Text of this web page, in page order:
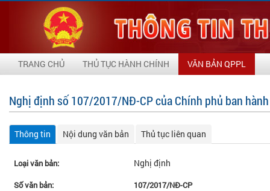
TRANG CHỦ THỦ TỤC HÀNH CHÍNH VĂN BẢN QPPL
Nghị định số 107/2017/NĐ-CP của Chính phủ ban
Thông tin Nội dung văn bản Thủ tục liên quan
Loại văn bản: Nghị định
Số văn bản:
107/2017/NĐ-CP